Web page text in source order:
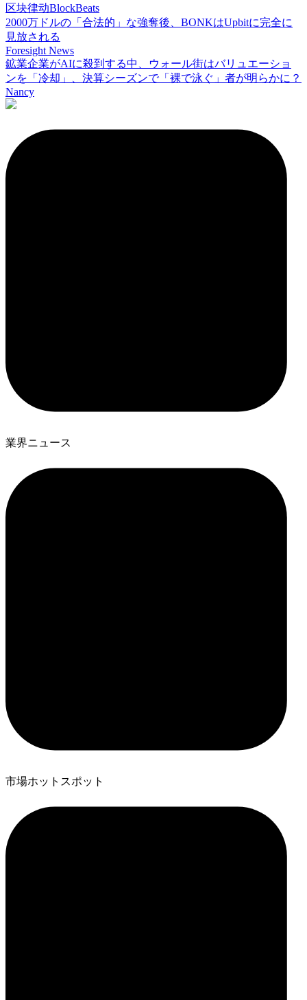
区块律动BlockBeats
2000万ドルの「合法的」な強奪後、BONKはUpbitに完全に
見放される
Foresight News
鉱業企業がAIに殺到する中、ウォール街はバリュエーショ
ンを「冷却」、決算シーズンで「裸で泳ぐ」者が明らかに？
Nancy
業界ニュース
市場ホットスポット